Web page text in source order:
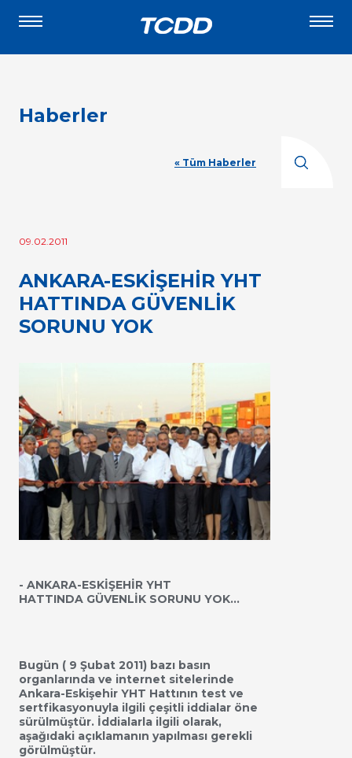
Haberler
« Tüm Haberler
09.02.2011
ANKARA-ESKİŞEHİR YHT
HATTINDA GÜVENLİK
SORUNU YOK
- ANKARA-ESKİŞEHİR YHT
HATTINDA GÜVENLİK SORUNU YOK…
Bugün ( 9 Şubat 2011) bazı basın
organlarında ve internet sitelerinde
Ankara-Eskişehir YHT Hattının test ve
sertfikasyonuyla ilgili çeşitli iddialar öne
sürülmüştür. İddialarla ilgili olarak,
aşağıdaki açıklamanın yapılması gerekli
görülmüştür.